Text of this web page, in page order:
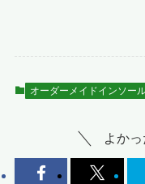
オーダーメイドインソー
よか